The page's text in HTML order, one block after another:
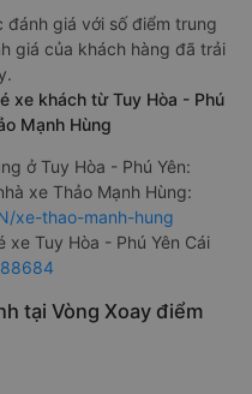
đánh giá với số điểm trung
giá của khách hàng đã trải
xe khách từ Tuy Hòa - Phú
Mạnh Hùng
ở Tuy Hòa - Phú Yên:
xe Thảo Mạnh Hùng:
xe-thao-manh-hung
xe Tuy Hòa - Phú Yên Cái
tại Vòng Xoay điểm